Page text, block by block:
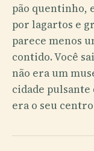
pão quentinho,
por lagartos e
parece menos
contido. Você
não era um
cidade pulsante
era o seu